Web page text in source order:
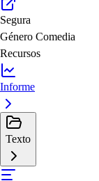
Segura
Género Comedia
Recursos
Informe
Texto